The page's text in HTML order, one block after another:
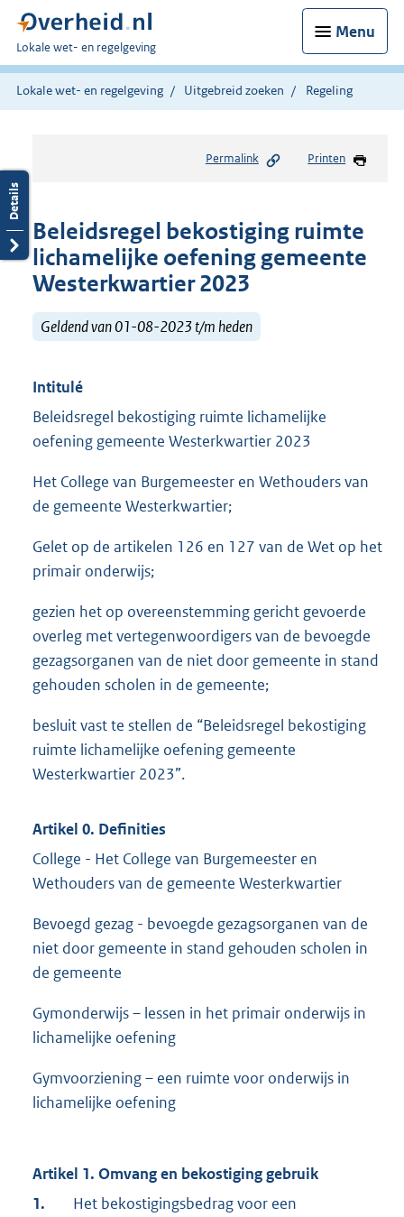
Menu
U
bent
hier:
Lokale wet- en regelgeving
Lokale wet- en regelgeving Uitgebreid zoeken Regeling
Permalink Printen
Beleidsregel bekostiging ruimte
lichamelijke oefening gemeente
Westerkwartier 2023
Geldend van 01-08-2023 t/m heden
Intitulé
Beleidsregel bekostiging ruimte lichamelijke
oefening gemeente Westerkwartier 2023
Het College van Burgemeester en Wethouders van
de gemeente Westerkwartier;
Gelet op de artikelen 126 en 127 van de Wet op het
primair onderwijs;
gezien het op overeenstemming gericht gevoerde
overleg met vertegenwoordigers van de bevoegde
gezagsorganen van de niet door gemeente in stand
gehouden scholen in de gemeente;
besluit vast te stellen de “Beleidsregel bekostiging
ruimte lichamelijke oefening gemeente
Westerkwartier 2023”.
Artikel 0. Definities
College - Het College van Burgemeester en
Wethouders van de gemeente Westerkwartier
Bevoegd gezag - bevoegde gezagsorganen van de
niet door gemeente in stand gehouden scholen in
de gemeente
Gymonderwijs – lessen in het primair onderwijs in
lichamelijke oefening
Gymvoorziening – een ruimte voor onderwijs in
lichamelijke oefening
Artikel 1. Omvang en bekostiging gebruik
1.
Het bekostigingsbedrag voor een